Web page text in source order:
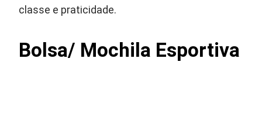
classe e praticidade.
Bolsa/ Mochila Esportiva